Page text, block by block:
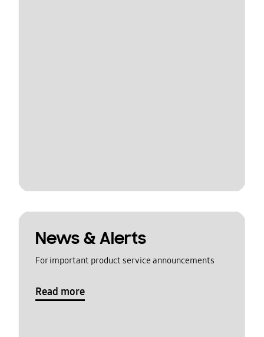
News & Alerts
For important product service announcements
Read more